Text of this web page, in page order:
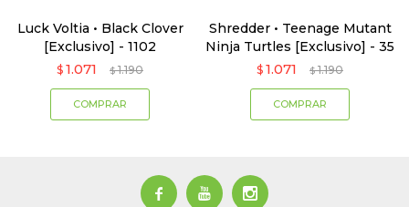
Luck Voltia • Black Clover
[Exclusivo] - 1102
$ 1.071 $ 1.190
Shredder • Teenage Mutant
Ninja Turtles [Exclusivo] - 35
$ 1.071 $ 1.190
  